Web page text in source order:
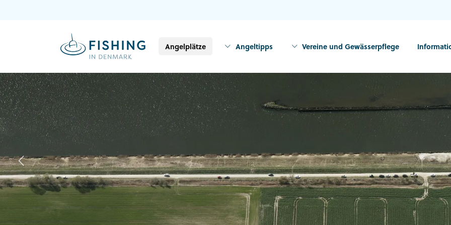
Angelplätze Angeltipps Vereine und Gewässerpflege
Previous